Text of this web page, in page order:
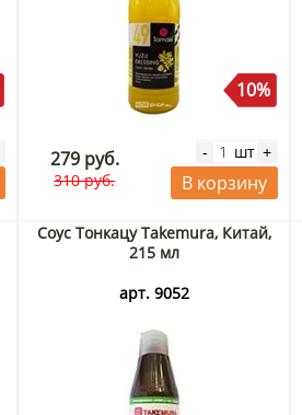
10%
279 руб.
310 руб.
- шт +
В корзину
Соус Тонкацу Takemura, Китай,
215 мл
арт. 9052